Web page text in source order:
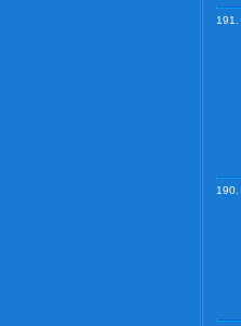
191.
190.